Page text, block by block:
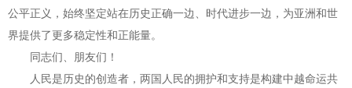
公平正义，始终坚定站在历史正确一边、时代进步一边，为亚洲和世
界提供了更多稳定性和正能量。
同志们、朋友们！
人民是历史的创造者，两国人民的拥护和支持是构建中越命运共